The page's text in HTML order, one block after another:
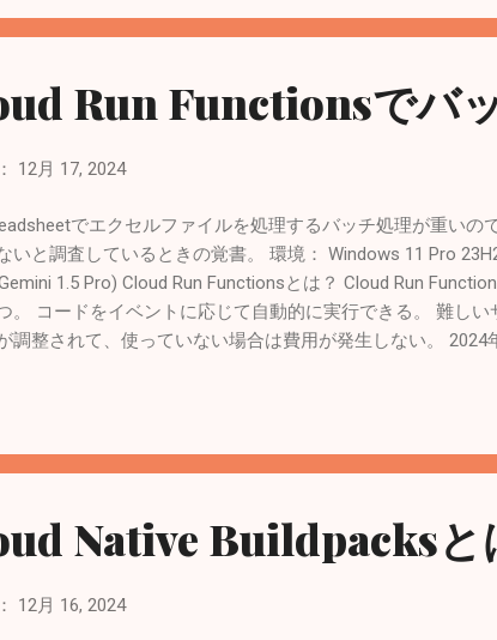
# hostnamectl status 言語設定確認。 #
Run Functionsでバ
12月 17, 2024
でエクセルファイルを処理するバッチ処理が重いの
いと調査しているときの覚書。 環境： Windows 11 Pro
1.5 Pro) Cloud Run Functionsとは？ Cloud Run
。 コードをイベントに応じて自動的に実行できる。 難し
調整されて、使っていない場合は費用が発生しない。
Documentation | Google Cloud Cloud Run functions の
ーティングのシンプルさ | Google Cloud Cloud Run
ュメントを参考に。 Google Cloud CLI を使用して Cloud
Native Buildpacksと
12月 16, 2024